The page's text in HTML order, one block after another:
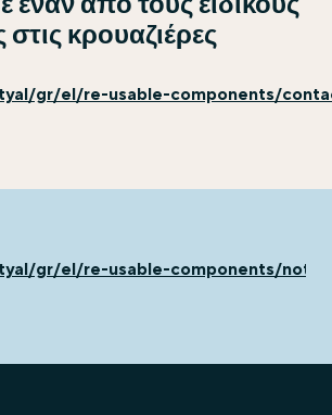
στις κρουαζιέρες
gr/el/re-usable-components/
gr/el/re-usable-components/not-